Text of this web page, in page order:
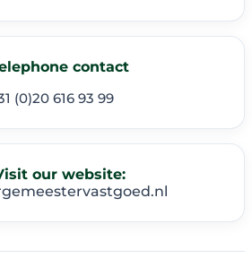
contact
(0)20 616 93 99
our website: